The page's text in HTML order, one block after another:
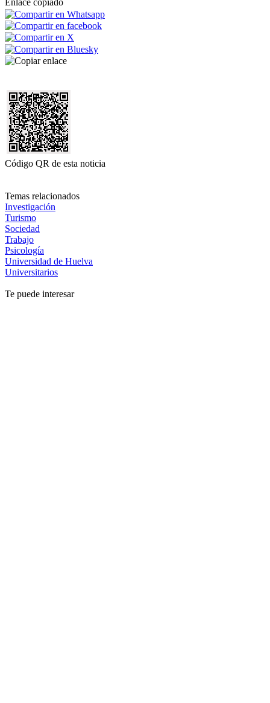
Enlace copiado
Código QR de esta noticia
Temas relacionados
Investigación
Turismo
Sociedad
Trabajo
Psicología
Universidad de Huelva
Universitarios
Te puede interesar